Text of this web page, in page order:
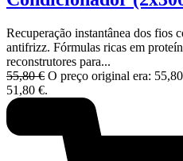
Recuperação instantânea dos fios
antifrizz. Fórmulas ricas em
reconstrutores para...
55,80€ O preço original era:
51,80 €.